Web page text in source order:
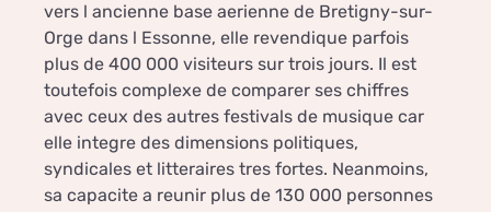
vers l ancienne base aerienne de Bretigny-sur-
Orge dans l Essonne, elle revendique parfois
plus de 400 000 visiteurs sur trois jours. Il est
toutefois complexe de comparer ses chiffres
avec ceux des autres festivals de musique car
elle integre des dimensions politiques,
syndicales et litteraires tres fortes. Neanmoins,
sa capacite a reunir plus de 130 000 personnes